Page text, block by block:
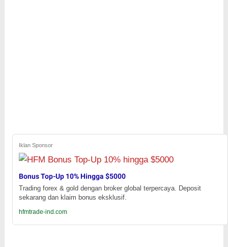
Iklan Sponsor
Bonus Top-Up 10% Hingga $5000
Trading forex & gold dengan broker global terpercaya. Deposit
sekarang dan klaim bonus eksklusif.
hfmtrade-ind.com